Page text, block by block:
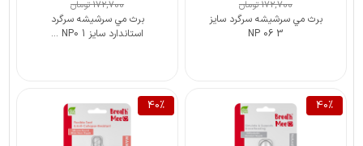
برث مي سرشيشه سرگرد سايز
3 NP 06
172,700تومان
برث مي سرشيشه سرگرد
استاندارد سايز 1 NP0 ...
172,700تومان
40%
40%